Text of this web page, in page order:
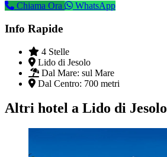
Chiama Ora
WhatsApp
Info Rapide
4 Stelle
Lido di Jesolo
Dal Mare: sul Mare
Dal Centro: 700 metri
Altri hotel a Lido di Jesolo